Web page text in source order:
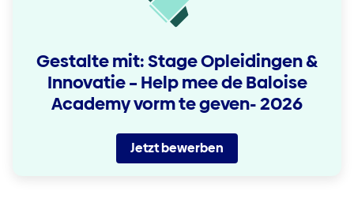
Gestalte mit: Stage Opleidingen &
Innovatie – Help mee de Baloise
Academy vorm te geven- 2026
Jetzt bewerben